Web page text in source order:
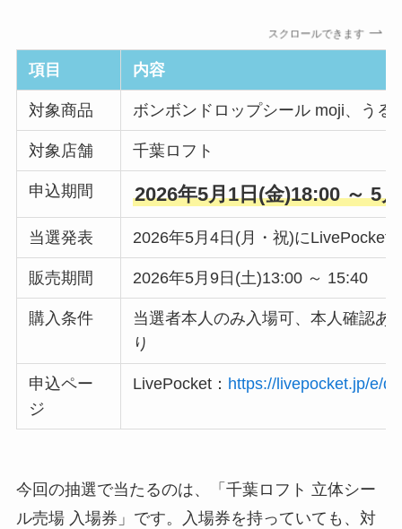
スクロールできます
項目 内容
対象商品 ボンボンドロップシール moji、うる
対象店舗 千葉ロフト
申込期間 2026年5月1日(金)18:00 ～ 5
当選発表 2026年5月4日(月・祝)にLivePocket
販売期間 2026年5月9日(土)13:00 ～ 15:40
購入条件
当選者本人のみ入場可、本人確認あ
り
申込ペー
ジ
LivePocket： https://livepocket.jp/e/
今回の抽選で当たるのは、「千葉ロフト 立体シー
ル売場 入場券」です。入場券を持っていても、対